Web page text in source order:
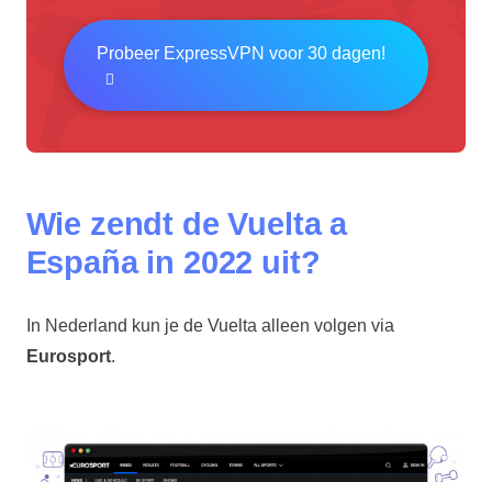
Probeer ExpressVPN voor 30 dagen!
Wie zendt de Vuelta a
España in 2022 uit?
In Nederland kun je de Vuelta alleen volgen via
Eurosport.